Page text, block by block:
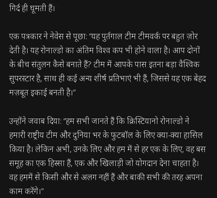
गिर्द ही घूमती हैं।
एक पत्रकार ने नेवेस से पूछा: “यह पुर्तगाल टीम टीमवर्क पर बहुत ज़ोर
देती है। यह रोनाल्डो का अंतिम विश्व कप भी होने वाला है। आप दोनों
के बीच संतुलन कैसे बनाते हैं? टीम में आपके पास इतना बड़ा वैश्विक
सुपरस्टार है, साथ ही कई अन्य शीर्ष प्रतिभाएं भी हैं, जिससे यह एक बेहद
मज़बूत इकाई बनती है।”
उन्होंने जवाब दिया: “हम सभी जानते हैं कि क्रिस्टियानो रोनाल्डो ने
हमारी राष्ट्रीय टीम और दुनिया भर के फुटबॉल के लिए क्या-क्या हासिल
किया है। लेकिन अभी, उनके लिए और हम में से हर एक के लिए, वह बस
समूह का एक हिस्सा हैं, एक और खिलाड़ी जो योगदान देना चाहता है।
वह हममें से किसी और से अलग नहीं हैं और बाकी सभी की तरह अपना
काम करेंगे।”